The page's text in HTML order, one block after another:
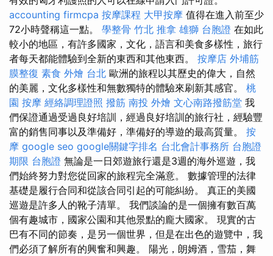
accounting firmcpa 按摩課程 大甲按摩 值得在進入前至少
72小時聲稱這一點。 學整骨 竹北 推拿 雄獅 台胞證 在如此
較小的地區，有許多國家，文化，語言和美食多樣性，旅行
者每天都能體驗到全新的東西和其他東西。 按摩店 外埔筋
膜整復 素食 外燴 台北 歐洲的旅程以其歷史的偉大，自然
的美麗，文化多樣性和無數獨特的體驗來刷新其感官。 桃
園 按摩 經絡調理證照 撥筋 南投 外燴 文心南路撥筋堂 我
們保證通過受過良好培訓，經過良好培訓的旅行社，經驗豐
富的銷售同事以及準備好，準備好的導遊的最高質量。 按
摩 google seo google關鍵字排名 台北會計事務所 台胞證
期限 台胞證 無論是一日郊遊旅行還是3週的海外巡遊，我
們始終努力對您從回家的旅程完全滿意。 數據管理的法律
基礎是履行合同和從該合同引起的可能糾紛。 真正的美國
巡遊是許多人的靴子清單。 我們談論的是一個擁有數百萬
個有趣城市，國家公園和其他景點的龐大國家。 現實的古
巴有不同的節奏，是另一個世界，但是在出色的遊覽中，我
們必須了解所有的興奮和興趣。 陽光，朗姆酒，雪茄，舞